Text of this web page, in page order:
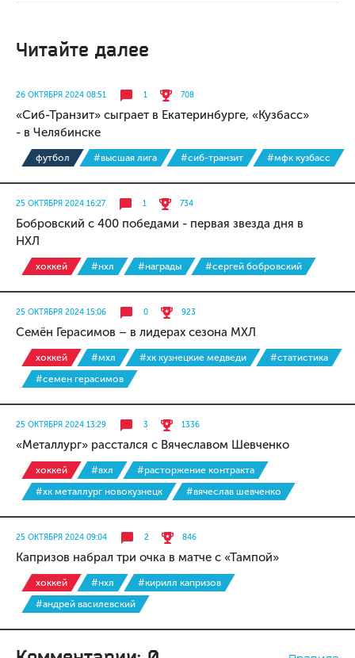
Читайте далее
26 ОКТЯБРЯ 2024 08:51 1 708
«Сиб-Транзит» сыграет в Екатеринбурге, «Кузбасс»
- в Челябинске
футбол #высшая лига #сиб-транзит #мфк кузбасс
25 ОКТЯБРЯ 2024 16:27 1 734
Бобровский с 400 победами - первая звезда дня в
НХЛ
хоккей #нхл #награды #сергей бобровский
25 ОКТЯБРЯ 2024 15:06 0 923
Семён Герасимов – в лидерах сезона МХЛ
хоккей #мхл #хк кузнецкие медведи
#статистика
#семен герасимов
25 ОКТЯБРЯ 2024 13:29 3 1336
«Металлург» расстался с Вячеславом Шевченко
хоккей #вхл
#расторжение контракта
#хк металлург новокузнецк
#вячеслав шевченко
25 ОКТЯБРЯ 2024 09:04 2 846
Капризов набрал три очка в матче с «Тампой»
хоккей #нхл
#кирилл капризов
#андрей василевский